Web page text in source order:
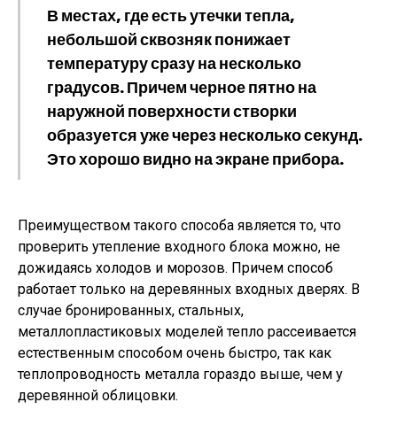
В местах, где есть утечки тепла,
небольшой сквозняк понижает
температуру сразу на несколько
градусов. Причем черное пятно на
наружной поверхности створки
образуется уже через несколько секунд.
Это хорошо видно на экране прибора.
Преимуществом такого способа является то, что
проверить утепление входного блока можно, не
дожидаясь холодов и морозов. Причем способ
работает только на деревянных входных дверях. В
случае бронированных, стальных,
металлопластиковых моделей тепло рассеивается
естественным способом очень быстро, так как
теплопроводность металла гораздо выше, чем у
деревянной облицовки.